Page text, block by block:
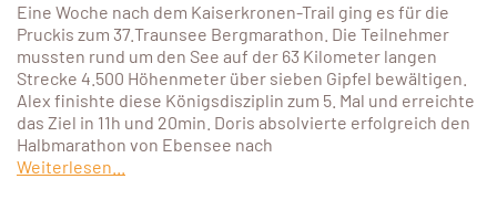
Eine Woche nach dem Kaiserkronen-Trail ging es für die
Pruckis zum 37.Traunsee Bergmarathon. Die Teilnehmer
mussten rund um den See auf der 63 Kilometer langen
Strecke 4.500 Höhenmeter über sieben Gipfel bewältigen.
Alex finishte diese Königsdisziplin zum 5. Mal und erreichte
das Ziel in 11h und 20min. Doris absolvierte erfolgreich den
Halbmarathon von Ebensee nach
Weiterlesen...